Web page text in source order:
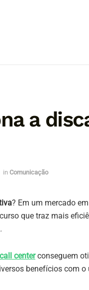
a
in Comunicação
? Em um mercado
que traz mais
call center conseguem
benefícios com